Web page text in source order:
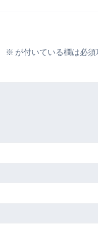
※ が付いている欄は必須